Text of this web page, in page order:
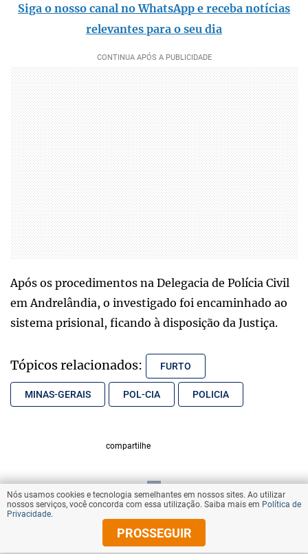
Siga o nosso canal no WhatsApp e receba notícias
relevantes para o seu dia
Após os procedimentos na Delegacia de Polícia Civil
em Andrelândia, o investigado foi encaminhado ao
sistema prisional, ficando à disposição da Justiça.
Tópicos relacionados: FURTO
MINAS-GERAIS POL-CIA POLICIA
compartilhe
VOLTAR AO TOPO
© Copyright 2025 Diários Associados
Nós usamos cookies e tecnologia semelhantes em nossos sites. Ao utilizar
nossos serviços, você concorda com essa utilização. Saiba mais em Política de
Privacidade.
PROSSEGUIR